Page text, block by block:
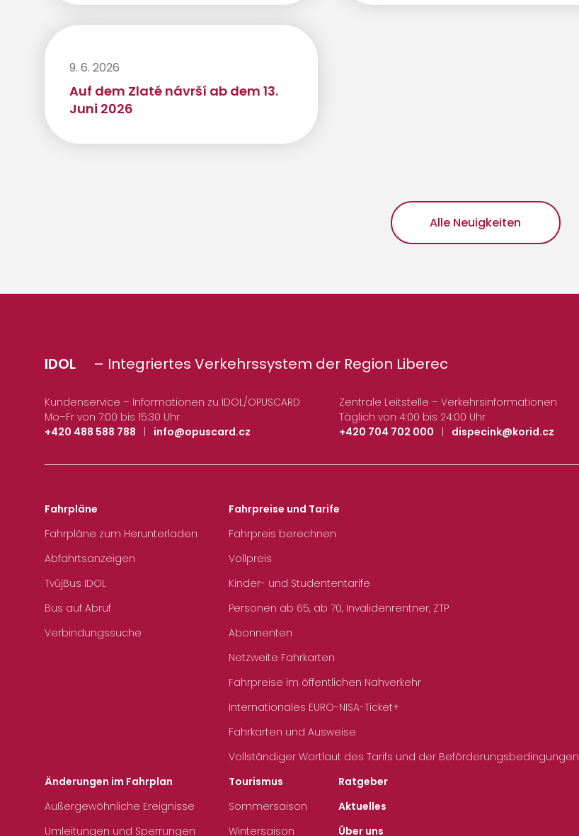
9. 6. 2026
Auf dem Zlaté návrší ab dem 13.
Juni 2026
Alle Neuigkeiten
IDOL – Integriertes Verkehrssystem der Region Liberec
Kundenservice – Informationen zu IDOL/OPUSCARD
Mo–Fr von 7:00 bis 15:30 Uhr
+420 488 588 788
| info@opuscard.cz
Zentrale Leitstelle – Verkehrsinformationen
Täglich von 4:00 bis 24:00 Uhr
+420 704 702 000
| dispecink@korid.cz
Fahrpläne
Fahrpläne zum Herunterladen
Abfahrtsanzeigen
TvůjBus IDOL
Bus auf Abruf
Verbindungssuche
Fahrpreise und Tarife
Fahrpreis berechnen
Vollpreis
Kinder- und Studententarife
Personen ab 65, ab 70, Invalidenrentner, ZTP
Abonnenten
Netzweite Fahrkarten
Fahrpreise im öffentlichen Nahverkehr
Internationales EURO-NISA-Ticket+
Fahrkarten und Ausweise
Vollständiger Wortlaut des Tarifs und der Beförderungsbedingungen
Änderungen im Fahrplan
Außergewöhnliche Ereignisse
Umleitungen und Sperrungen
Tourismus
Sommersaison
Wintersaison
Ratgeber
Aktuelles
Über uns